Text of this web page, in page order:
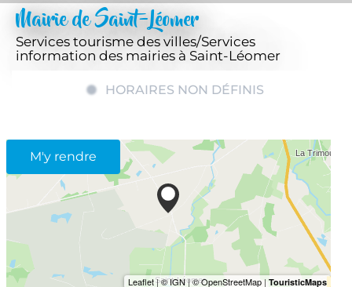
Mairie de Saint-Léomer
Services tourisme des villes/Services
information des mairies à Saint-Léomer
HORAIRES NON DÉFINIS
M'y rendre